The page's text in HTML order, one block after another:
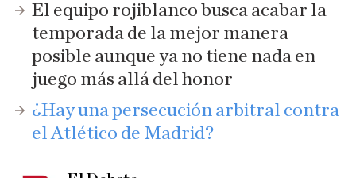
El equipo rojiblanco busca acabar la
temporada de la mejor manera
posible aunque ya no tiene nada en
juego más allá del honor
¿Hay una persecución arbitral contra
el Atlético de Madrid?